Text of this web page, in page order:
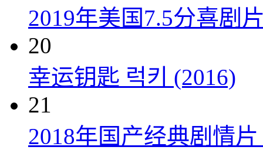
2019年美国7.5分喜剧
20
幸运钥匙 럭키 (2016)
21
2018年国产经典剧情